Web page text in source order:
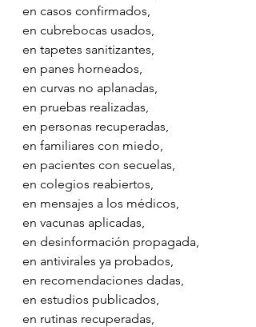
en casos confirmados,
en cubrebocas usados,
en tapetes sanitizantes,
en panes horneados,
en curvas no aplanadas,
en pruebas realizadas,
en personas recuperadas,
en familiares con miedo,
en pacientes con secuelas,
en colegios reabiertos,
en mensajes a los médicos,
en vacunas aplicadas,
en desinformación propagada,
en antivirales ya probados,
en recomendaciones dadas,
en estudios publicados,
en rutinas recuperadas,